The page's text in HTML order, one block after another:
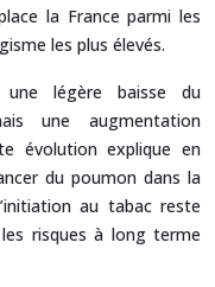
la France parmi les
les plus élevés.
une légère baisse du
une augmentation
évolution explique en
du poumon dans la
au tabac reste
risques à long terme